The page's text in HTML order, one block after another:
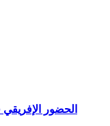
الحضور